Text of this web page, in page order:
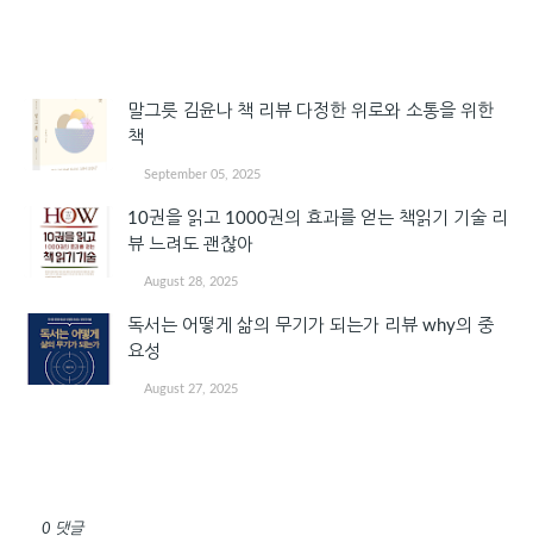
말그릇 김윤나 책 리뷰 다정한 위로와 소통을 위한
책
September 05, 2025
10권을 읽고 1000권의 효과를 얻는 책읽기 기술 리
뷰 느려도 괜찮아
August 28, 2025
독서는 어떻게 삶의 무기가 되는가 리뷰 why의 중
요성
August 27, 2025
0 댓글